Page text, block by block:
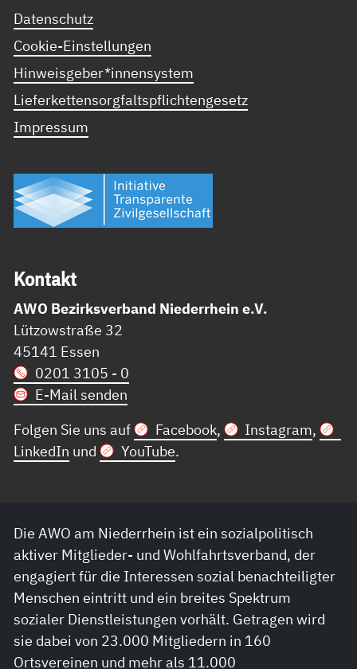
Datenschutz
Cookie-Einstellungen
Hinweisgeber*innensystem
Lieferkettensorgfaltspflichtengesetz
Impressum
Kon­takt
AWO Bezirksverband Niederrhein e.V.
Lützowstraße 32
45141 Essen
0201 3105 - 0
E-Mail senden
Folgen Sie uns auf
Facebook, Instagram,
LinkedIn und YouTube.
Die AWO am Niederrhein ist ein sozialpolitisch
aktiver Mitglieder- und Wohlfahrtsverband, der
engagiert für die Interessen sozial benachteiligter
Menschen eintritt und ein breites Spektrum
sozialer Dienstleistungen vorhält. Getragen wird
sie dabei von 23.000 Mitgliedern in 160
Ortsvereinen und mehr als 11.000